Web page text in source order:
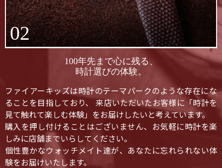
02
100年先まで心に残る、
時計選びの体験。
ファイアーキッズは時計のテーマパークのような存在にな
ることを目指しており、 来店いただいたお客様に「時計を
見て触れて楽しむ体験」をお届けしたいと考えています。
購入を押し付けることはございません、お気軽に時計を楽
しみに店舗までいらしてください。
個性豊かなウォッチメイト達が、あなたに忘れられない体
験をお届けいたします。